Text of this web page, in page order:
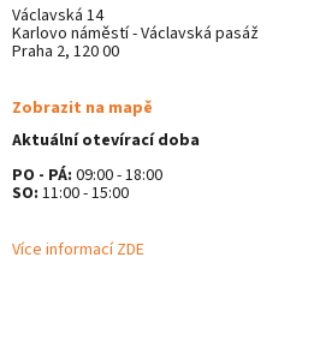
Václavská 14
Karlovo náměstí - Václavská pasáž
Praha 2, 120 00
Zobrazit na mapě
Aktuální otevírací doba
PO - PÁ: 09:00 - 18:00
SO: 11:00 - 15:00
Více informací ZDE